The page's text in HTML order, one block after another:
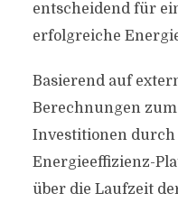
entscheidend für
erfolgreiche
Basierend auf
Berechnungen
Investitionen durch
Energieeffizienz-
über die Laufzeit